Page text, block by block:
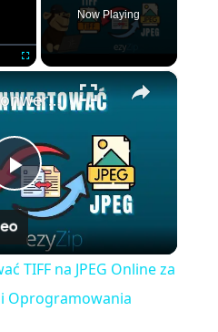
Now Playing
×
Play
Video
🖼️ Jak Przekonwertować TIFF na JPEG Online za Darmo | Bez Instalacji Oprogramowania
TIFF na JPEG Online za
Oprogramowania